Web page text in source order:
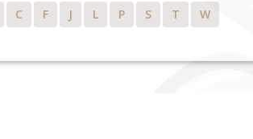
C F J L P S T W